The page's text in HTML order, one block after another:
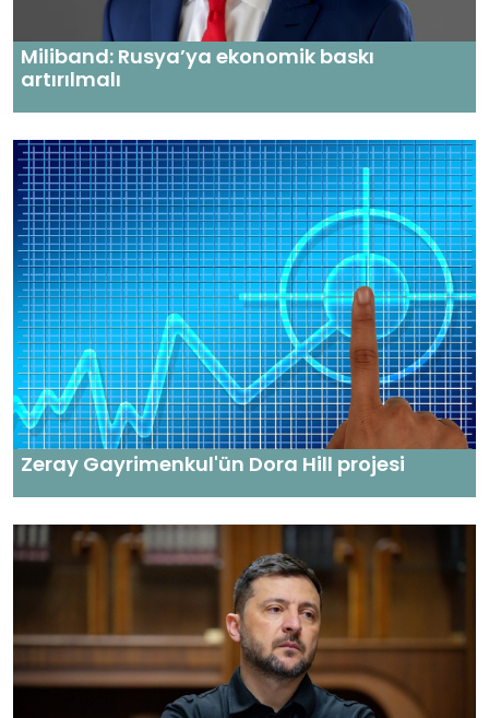
Miliband: Rusya’ya ekonomik baskı
artırılmalı
Zeray Gayrimenkul'ün Dora Hill projesi